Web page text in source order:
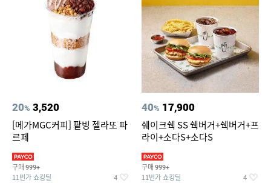
20% 3,520
[메가MGC커피] 팥빙 젤라또 파
르페
구매 999+
11번가 쇼킹딜 4
40% 17,900
쉐이크쉑 SS 쉑버거+쉑버거+프
라이+소다S+소다S
구매 999+
11번가 쇼킹딜 4